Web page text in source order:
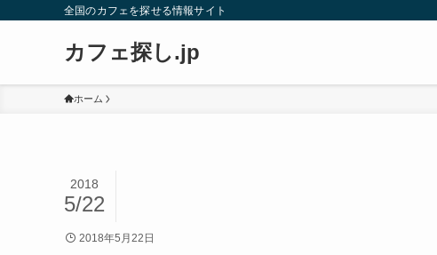
全国のカフェを探せる情報サイト
カフェ探し.jp
ホーム
2018
5/22
2018年5月22日